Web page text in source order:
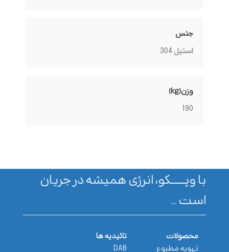
جنس
استیل 304
وزن(kg)
190
با وپـــــــکو، انرژی همیشه در جریان
است ...
محصولات
تهویه مطبوع
تائیدیه ها
DAB